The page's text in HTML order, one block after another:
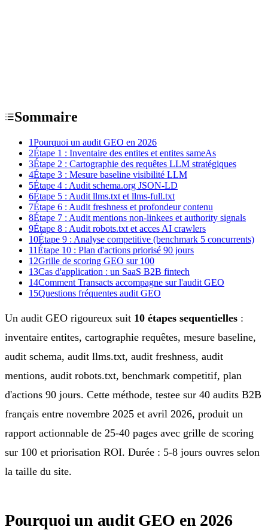
Sommaire
1Pourquoi un audit GEO en 2026
2Étape 1 : Inventaire des entites et entites sameAs
3Étape 2 : Cartographie des requêtes LLM stratégiques
4Étape 3 : Mesure baseline visibilité LLM
5Étape 4 : Audit schema.org JSON-LD
6Étape 5 : Audit llms.txt et llms-full.txt
7Étape 6 : Audit freshness et profondeur contenu
8Étape 7 : Audit mentions non-linkees et authority signals
9Étape 8 : Audit robots.txt et acces AI crawlers
10Étape 9 : Analyse competitive (benchmark 5 concurrents)
11Étape 10 : Plan d'actions priorisé 90 jours
12Grille de scoring GEO sur 100
13Cas d'application : un SaaS B2B fintech
14Comment Transacts accompagne sur l'audit GEO
15Questions fréquentes audit GEO
Un audit GEO rigoureux suit 10 étapes sequentielles :
inventaire entites, cartographie requêtes, mesure baseline,
audit schema, audit llms.txt, audit freshness, audit
mentions, audit robots.txt, benchmark competitif, plan
d'actions 90 jours. Cette méthode, testee sur 40 audits B2B
français entre novembre 2025 et avril 2026, produit un
rapport actionnable de 25-40 pages avec grille de scoring
sur 100 et priorisation ROI. Durée : 5-8 jours ouvres selon
la taille du site.
Pourquoi un audit GEO en 2026